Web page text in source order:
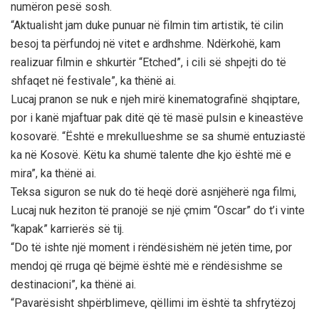
numëron pesë sosh.
“Aktualisht jam duke punuar në filmin tim artistik, të cilin
besoj ta përfundoj në vitet e ardhshme. Ndërkohë, kam
realizuar filmin e shkurtër “Etched”, i cili së shpejti do të
shfaqet në festivale”, ka thënë ai.
Lucaj pranon se nuk e njeh mirë kinematografinë shqiptare,
por i kanë mjaftuar pak ditë që të masë pulsin e kineastëve
kosovarë. “Është e mrekullueshme se sa shumë entuziastë
ka në Kosovë. Këtu ka shumë talente dhe kjo është më e
mira”, ka thënë ai.
Teksa siguron se nuk do të heqë dorë asnjëherë nga filmi,
Lucaj nuk heziton të pranojë se një çmim “Oscar” do t’i vinte
“kapak” karrierës së tij.
“Do të ishte një moment i rëndësishëm në jetën time, por
mendoj që rruga që bëjmë është më e rëndësishme se
destinacioni”, ka thënë ai.
“Pavarësisht shpërblimeve, qëllimi im është ta shfrytëzoj